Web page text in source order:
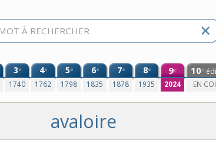
3e
1740
4e
1762
5e
1798
6e
1835
7e
1878
8e
1935
9e
2024
10e
EN
avaloire